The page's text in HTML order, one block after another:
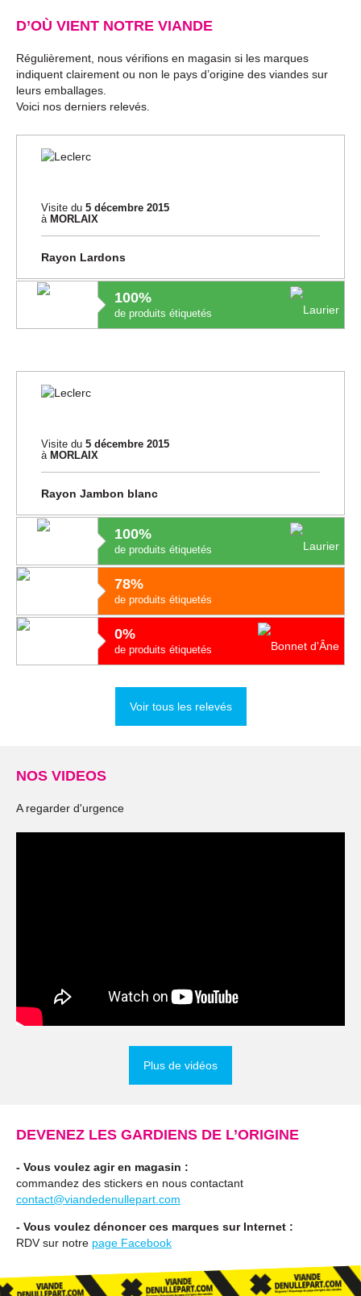
D’OÙ VIENT NOTRE VIANDE
Régulièrement, nous vérifions en magasin si les marques
indiquent clairement ou non le pays d’origine des viandes sur
leurs emballages.
Voici nos derniers relevés.
Visite du 5 décembre 2015
à MORLAIX
Rayon Lardons
100%
de produits étiquetés
Visite du 5 décembre 2015
à MORLAIX
Rayon Jambon blanc
100%
de produits étiquetés
78%
de produits étiquetés
0%
de produits étiquetés
Voir tous les relevés
NOS VIDEOS
A regarder d'urgence
Plus de vidéos
DEVENEZ LES GARDIENS DE L’ORIGINE
- Vous voulez agir en magasin :
commandez des stickers en nous contactant
contact@viandedenullepart.com
- Vous voulez dénoncer ces marques sur Internet :
RDV sur notre page Facebook